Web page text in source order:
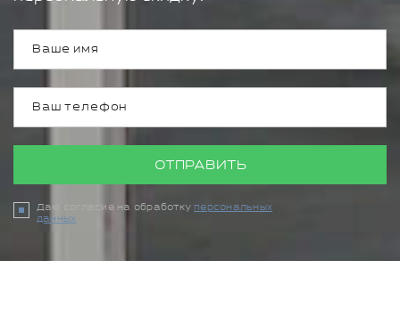
ОТПРАВИТЬ
Даю согласие на обработку персональных
данных